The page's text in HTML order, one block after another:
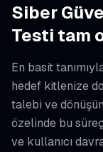
Siber
Testi tam
En basit
hedef kitlenize
talebi ve
özelinde bu
ve kullanıcı